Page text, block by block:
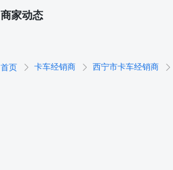
商家动态
首页 卡车经销商 西宁市卡车经销商